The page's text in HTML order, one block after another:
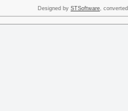
Designed by STSoftware,